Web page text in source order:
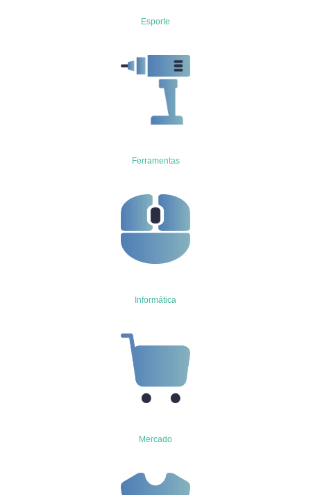
Esporte
Ferramentas
Informática
Mercado